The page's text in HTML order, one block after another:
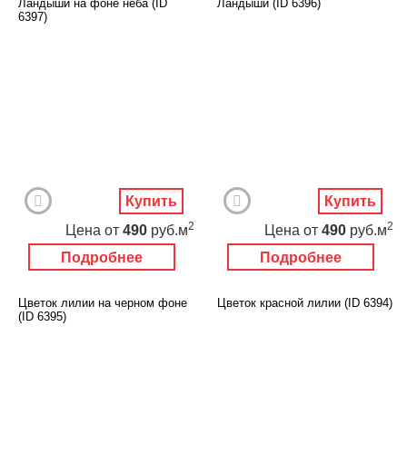
Ландыши на фоне неба (ID
6397)
Подробнее
Цена от 490 руб.м2
Купить
Ландыши (ID 6396)
Подробнее
Цена от 490 руб.м2
Купить
Цветок лилии на черном фоне
(ID 6395)
Цветок красной лилии (ID 6394)